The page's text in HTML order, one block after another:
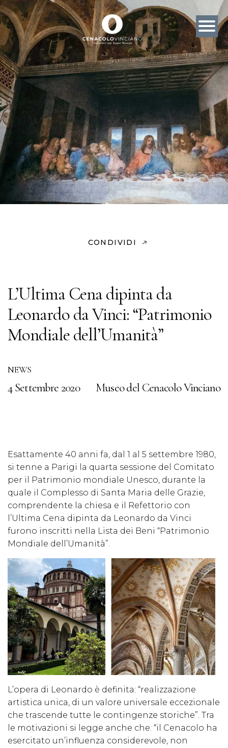
CONDIVIDI
L’Ultima Cena dipinta da
Leonardo da Vinci: “Patrimonio
Mondiale dell’Umanità”
NEWS
4 Settembre 2020 Museo del Cenacolo Vinciano
Esattamente 40 anni fa, dal 1 al 5 settembre 1980,
si tenne a Parigi la quarta sessione del Comitato
per il Patrimonio mondiale Unesco, durante la
quale il Complesso di Santa Maria delle Grazie,
comprendente la chiesa e il Refettorio con
l’Ultima Cena dipinta da Leonardo da Vinci
furono inscritti nella Lista dei Beni “Patrimonio
Mondiale dell’Umanità”.
L’opera di Leonardo è definita: “realizzazione
artistica unica, di un valore universale eccezionale
che trascende tutte le contingenze storiche”. Tra
le motivazioni si legge anche che: “il Cenacolo ha
esercitato un’influenza considerevole, non